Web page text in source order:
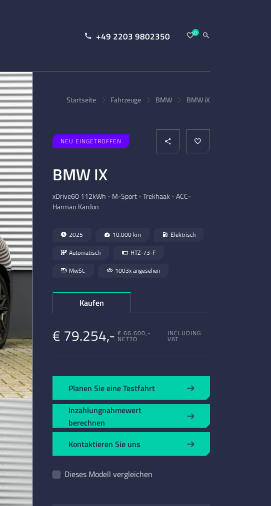
+49 2203 9802350 0
Startseite Fahrzeuge BMW BMW iX
NEU EINGETROFFEN
BMW IX
xDrive60 112kWh - M-Sport - Trekhaak - ACC-
Harman Kardon
2025 10.000 km Elektrisch
Automatisch HTZ-73-F
MwSt. 1003x angesehen
Kaufen
€ 79.254,- € 66.600,-
NETTO
INCLUDING
VAT
Planen Sie eine Testfahrt
Inzahlungnahmewert
berechnen
Kontaktieren Sie uns
Dieses Modell vergleichen